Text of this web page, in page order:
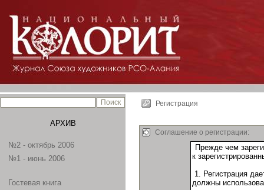
АРХИВ
№2 - октябрь 2006
№1 - июнь 2006
Гостевая книга
Регистрация
Соглашение о регистрации: